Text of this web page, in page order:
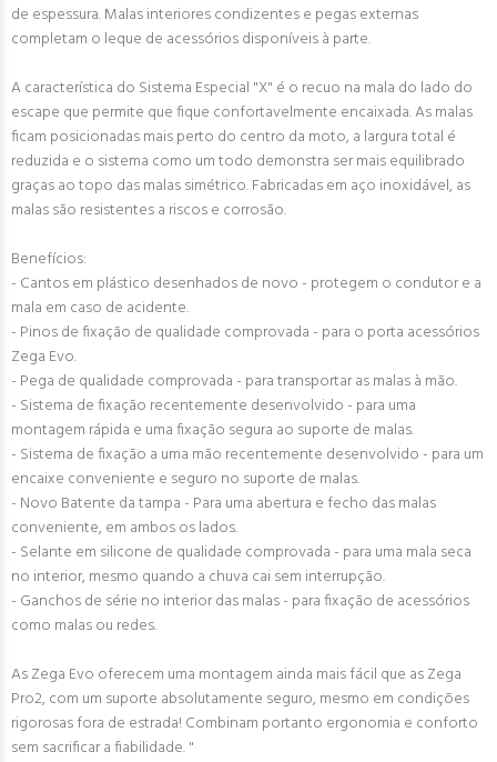
de espessura. Malas interiores condizentes e pegas externas
completam o leque de acessórios disponíveis à parte.
A característica do Sistema Especial "X" é o recuo na mala do lado do
escape que permite que fique confortavelmente encaixada. As malas
ficam posicionadas mais perto do centro da moto, a largura total é
reduzida e o sistema como um todo demonstra ser mais equilibrado
graças ao topo das malas simétrico. Fabricadas em aço inoxidável, as
malas são resistentes a riscos e corrosão.
Benefícios:
- Cantos em plástico desenhados de novo - protegem o condutor e a
mala em caso de acidente.
- Pinos de fixação de qualidade comprovada - para o porta acessórios
Zega Evo.
- Pega de qualidade comprovada - para transportar as malas à mão.
- Sistema de fixação recentemente desenvolvido - para uma
montagem rápida e uma fixação segura ao suporte de malas.
- Sistema de fixação a uma mão recentemente desenvolvido - para um
encaixe conveniente e seguro no suporte de malas.
- Novo Batente da tampa - Para uma abertura e fecho das malas
conveniente, em ambos os lados.
- Selante em silicone de qualidade comprovada - para uma mala seca
no interior, mesmo quando a chuva cai sem interrupção.
- Ganchos de série no interior das malas - para fixação de acessórios
como malas ou redes.
As Zega Evo oferecem uma montagem ainda mais fácil que as Zega
Pro2, com um suporte absolutamente seguro, mesmo em condições
rigorosas fora de estrada! Combinam portanto ergonomia e conforto
sem sacrificar a fiabilidade. "